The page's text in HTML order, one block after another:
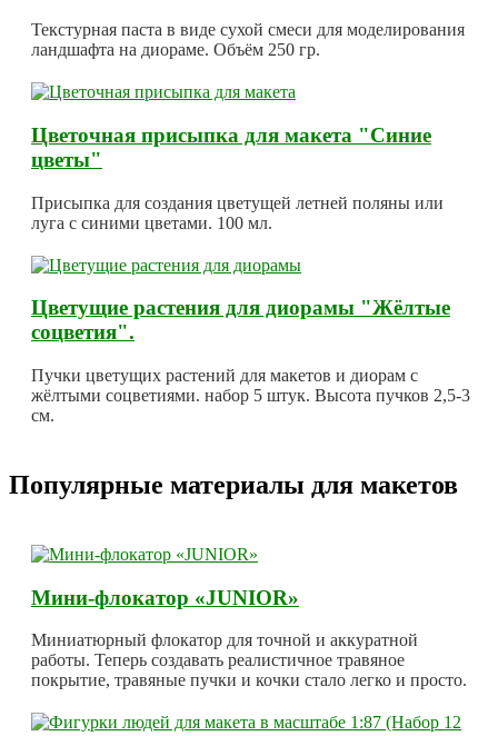
Текстурная паста в виде сухой смеси для моделирования
ландшафта на диораме. Объём 250 гр.
Цветочная присыпка для макета "Синие
цветы"
Присыпка для создания цветущей летней поляны или
луга с синими цветами. 100 мл.
Цветущие растения для диорамы "Жёлтые
соцветия".
Пучки цветущих растений для макетов и диорам с
жёлтыми соцветиями. набор 5 штук. Высота пучков 2,5-3
см.
Популярные материалы для макетов
Мини-флокатор «JUNIOR»
Миниатюрный флокатор для точной и аккуратной
работы. Теперь создавать реалистичное травяное
покрытие, травяные пучки и кочки стало легко и просто.